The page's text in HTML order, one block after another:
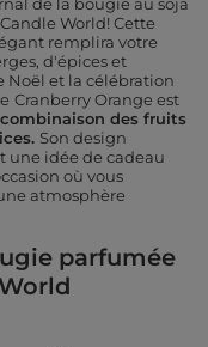
World! Cette
remplira votre
d'épices et
Noël et la célébration
Cranberry Orange est
des fruits
Son design
une idée de cadeau
où vous
atmosphère
parfumée